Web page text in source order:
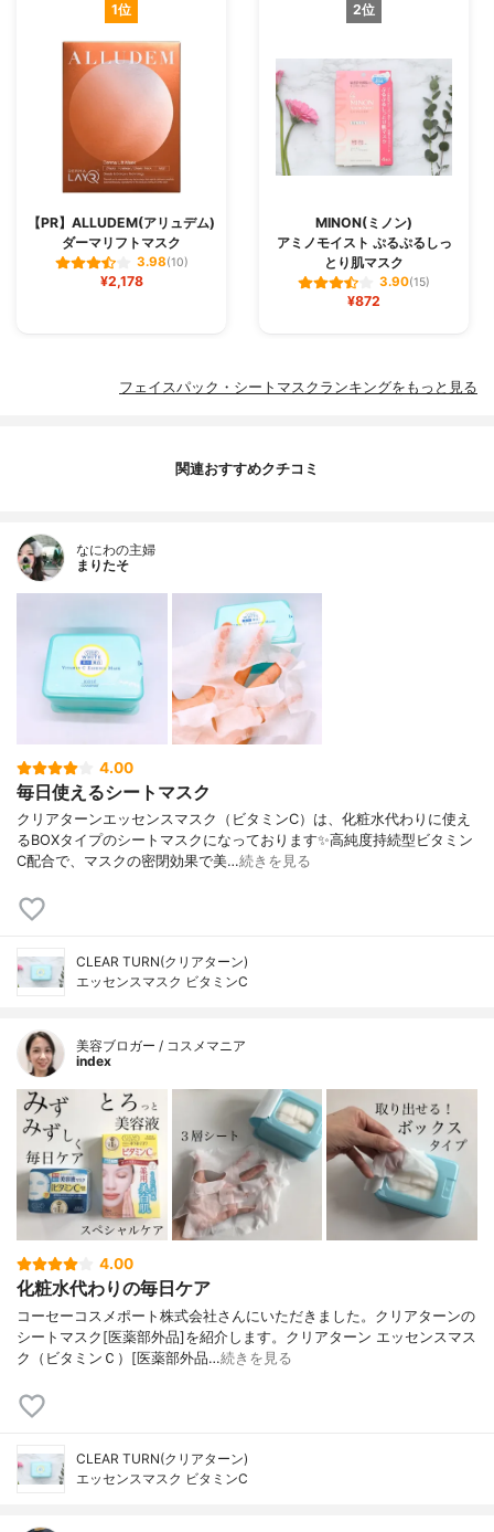
1位
【PR】ALLUDEM(アリュデム)
ダーマリフトマスク
3.98(10)
¥2,178
2位
MINON(ミノン)
アミノモイスト ぷるぷるしっ
とり肌マスク
3.90(15)
¥872
フェイスパック・シートマスクランキングをもっと見る
関連おすすめクチコミ
なにわの主婦
まりたそ
4.00
毎日使えるシートマスク
クリアターンエッセンスマスク（ビタミンC）は、化粧水代わりに使え
るBOXタイプのシートマスクになっております✨高純度持続型ビタミン
C配合で、マスクの密閉効果で美…続きを見る
CLEAR TURN(クリアターン)
エッセンスマスク ビタミンC
美容ブロガー / コスメマニア
index
4.00
化粧水代わりの毎日ケア
コーセーコスメポート株式会社さんにいただきました。クリアターンの
シートマスク[医薬部外品]を紹介します。クリアターン エッセンスマス
ク（ビタミンＣ）[医薬部外品…続きを見る
CLEAR TURN(クリアターン)
エッセンスマスク ビタミンC